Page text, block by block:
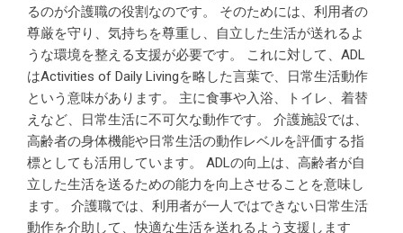
るのが介護職の役割なのです。 そのためには、利用者の
尊厳を守り、気持ちを尊重し、自立した生活が送れるよ
うな環境を整える支援が必要です。 これに対して、ADL
はActivities of Daily Livingを略した言葉で、日常生活動作
という意味があります。 主に食事や入浴、トイレ、着替
えなど、日常生活に不可欠な動作です。 介護施設では、
高齢者の身体機能や日常生活の動作レベルを評価する指
標としても活用しています。 ADLの向上は、高齢者が自
立した生活を送るための能力を向上させることを意味し
ます。 介護職では、利用者が一人ではできない日常生活
動作を介助して、快適な生活を送れるよう支援します